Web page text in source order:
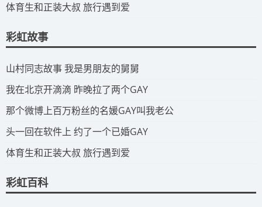
​体育生和正装大叔 旅行遇到爱
彩虹故事
​山村同志故事 我是男朋友的舅舅
​我在北京开滴滴 昨晚拉了两个GAY
​那个微博上百万粉丝的名媛GAY叫我老公
​头一回在软件上 约了一个已婚GAY
​体育生和正装大叔 旅行遇到爱
彩虹百科